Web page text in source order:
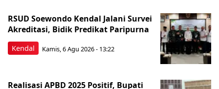
Kendal
RSUD Soewondo Kendal Jalani Survei
Akreditasi, Bidik Predikat Paripurna
Kamis, 6 Agu 2026 - 13:22
Realisasi APBD 2025 Positif, Bupati